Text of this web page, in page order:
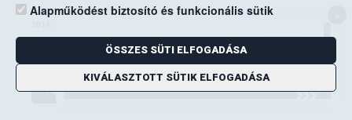
A mezei pocok elleni védekezési kötelezettség
a földhasználók kiemelt feladata
TOVÁBB >
Alapműködést biztosító és funkcionális sütik
ÖSSZES SÜTI ELFOGADÁSA
KIVÁLASZTOTT SÜTIK ELFOGADÁSA